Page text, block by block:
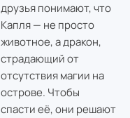
друзья понимают, что
Капля — не просто
животное, а дракон,
страдающий от
отсутствия магии на
острове. Чтобы
спасти её, они решают